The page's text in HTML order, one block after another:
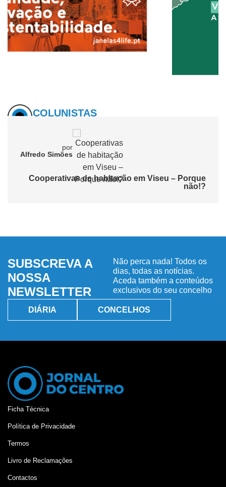
COLUNISTAS
por
Alfredo Simões
Cooperativas de habitação em Viseu – Porque
não!?
SUBSCREVA A
NOSSA
NEWSLETTER
Não perca nada! Todos os
dias, todas as notícias.
Aceda também a conteúdos
exclusivos do seu concelho
DIÁRIA CONCELHOS
Ficha Técnica
Política de Privacidade
Termos
Livro de Reclamações
Contactos